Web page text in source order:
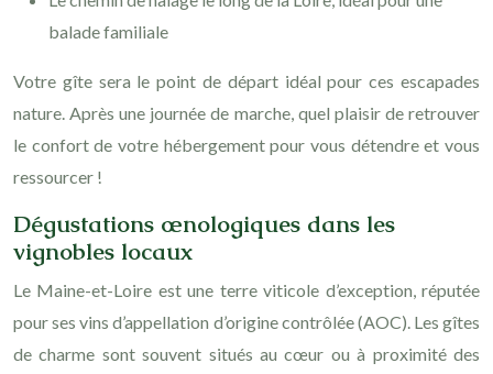
balade familiale
Votre gîte sera le point de départ idéal pour ces escapades
nature. Après une journée de marche, quel plaisir de retrouver
le confort de votre hébergement pour vous détendre et vous
ressourcer !
Dégustations œnologiques dans les
vignobles locaux
Le Maine-et-Loire est une terre viticole d’exception, réputée
pour ses vins d’appellation d’origine contrôlée (AOC). Les gîtes
de charme sont souvent situés au cœur ou à proximité des